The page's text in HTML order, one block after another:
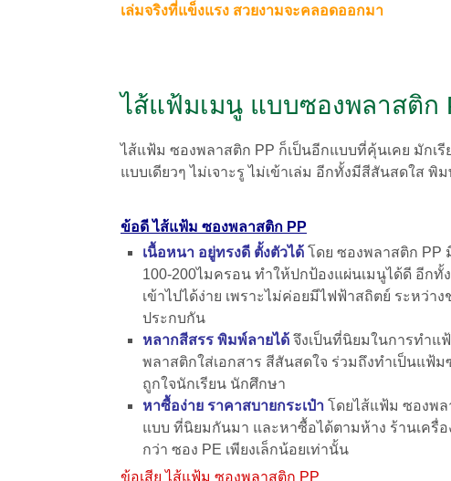
เล่มจริงที่แข็งแรง สวยงามจะคลอดออกมา
ไส้แฟ้มเมนู แบบซองพลาสติก
ไส้แฟ้ม ซองพลาสติก PP ก็เป็นอีกแบบที่คุ้นเคย มักเ
แบบเดียวๆ ไม่เจาะรู ไม่เข้าเล่ม อีกทั้งมีสีสันสดใส พิ
ข้อดี ไส้แฟ้ม ซองพลาสติก PP
เนื้อหนา อยู่ทรงดี ตั้งตัวได้ โดย ซองพลาสติก
100-200ไมครอน ทำให้ปกป้องแผ่นเมนูได้ดี อีกทั้
เข้าไปได้ง่าย เพราะไม่ค่อยมีไฟฟ้าสถิตย์ ระหว่าง
ประกบกัน
หลากสีสรร พิมพ์ลายได้ จึงเป็นที่นิยมในการทำแฟ้
พลาสติกใส่เอกสาร สีสันสดใจ ร่วมถึงทำเป็นแฟ้
ถูกใจนักเรียน นักศึกษา
หาซื้อง่าย ราคาสบายกระเป๋า โดยไส้แฟ้ม ซองพล
แบบ ที่นิยมกันมา และหาซื้อได้ตามห้าง ร้านเครื่อ
กว่า ซอง PE เพียงเล็กน้อยเท่านั้น
ข้อเสีย ไส้แฟ้ม ซองพลาสติก PP